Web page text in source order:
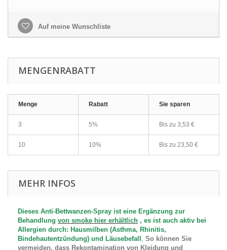
Auf meine Wunschliste
MENGENRABATT
Menge Rabatt Sie sparen
3 5% Bis zu 3,53 €
10 10% Bis zu 23,50 €
MEHR INFOS
Dieses Anti-Bettwanzen-Spray ist eine Ergänzung zur
Behandlung von smoke hier erhältlich , es ist auch aktiv bei
Allergien durch: Hausmilben (Asthma, Rhinitis,
Bindehautentzündung) und Läusebefall , So können Sie
vermeiden, dass Rekontamination von Kleidung und